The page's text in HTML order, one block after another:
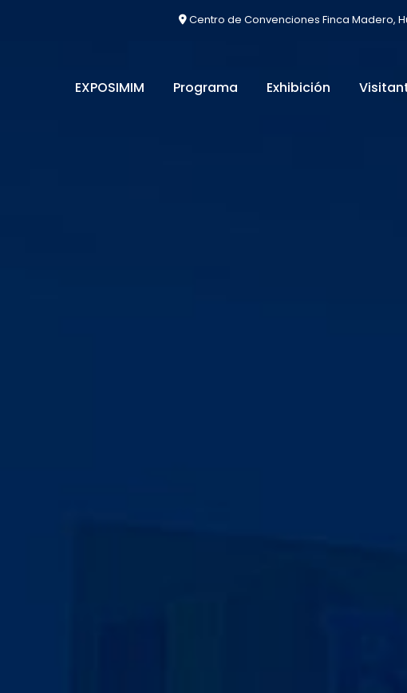
Centro de Convenciones Finca Madero,
EXPOSIMIM Programa Exhibición